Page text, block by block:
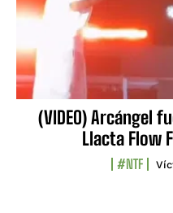
(VIDEO) Arcángel
Llacta Flow
#NTF